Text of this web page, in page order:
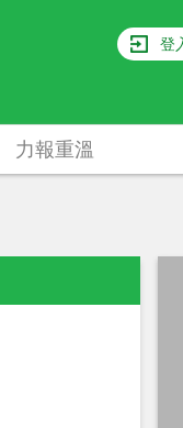
登
力報重溫